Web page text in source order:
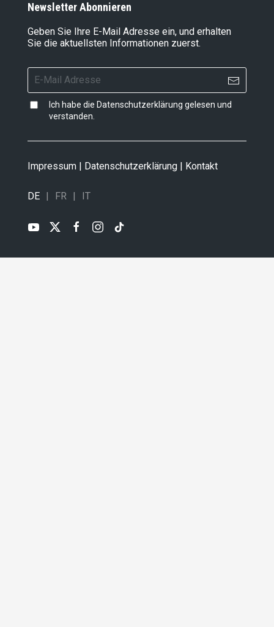
Newsletter Abonnieren
Geben Sie Ihre E-Mail Adresse ein, und erhalten
Sie die aktuellsten Informationen zuerst.
Ich habe die Datenschutzerklärung gelesen und
verstanden.
Impressum Datenschutzerklärung Kontakt
DE FR IT